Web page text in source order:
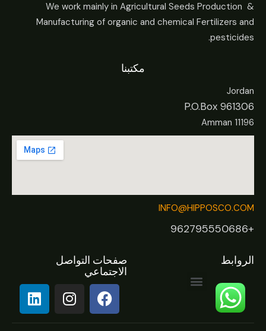
We work mainly in Agricultural Seeds Production &
Manufacturing of organic and chemical Fertilizers and
pesticides.
مكتبنا
Jordan
P.O.Box 961306
Amman 11196
INFO@HIPPOSCO.COM
+962795550686
الروابط صفحات التواصل
الاجتماعي